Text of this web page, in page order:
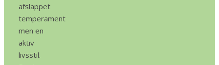
afslappet
temperament
men en
aktiv
livsstil.